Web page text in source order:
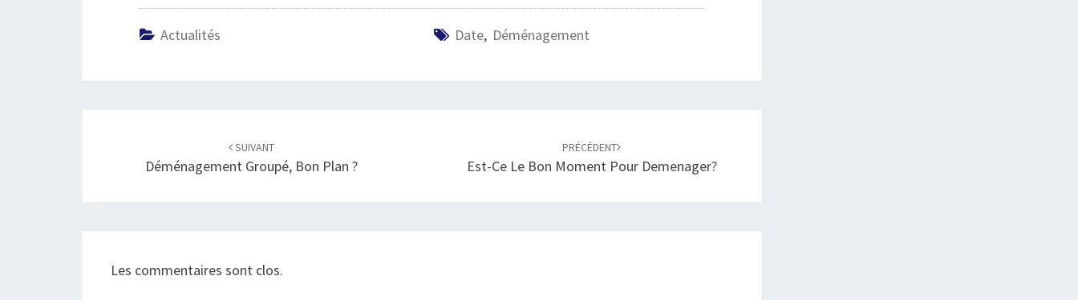
Actualités Date, Déménagement
SUIVANT
Déménagement Groupé, Bon Plan ?
PRÉCÉDENT
Est-Ce Le Bon Moment Pour Demenager?
Les commentaires sont clos.